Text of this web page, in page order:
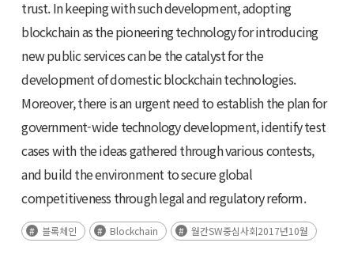
trust. In keeping with such development, adopting
blockchain as the pioneering technology for introducing
new public services can be the catalyst for the
development of domestic blockchain technologies.
Moreover, there is an urgent need to establish the plan for
government-wide technology development, identify test
cases with the ideas gathered through various contests,
and build the environment to secure global
competitiveness through legal and regulatory reform.
블록체인 Blockchain 월간SW중심사회2017년10월